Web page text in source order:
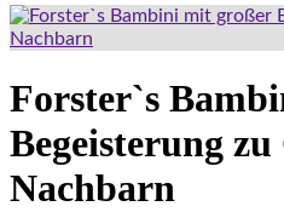
Forster`s
Begeisterung
Nachbarn